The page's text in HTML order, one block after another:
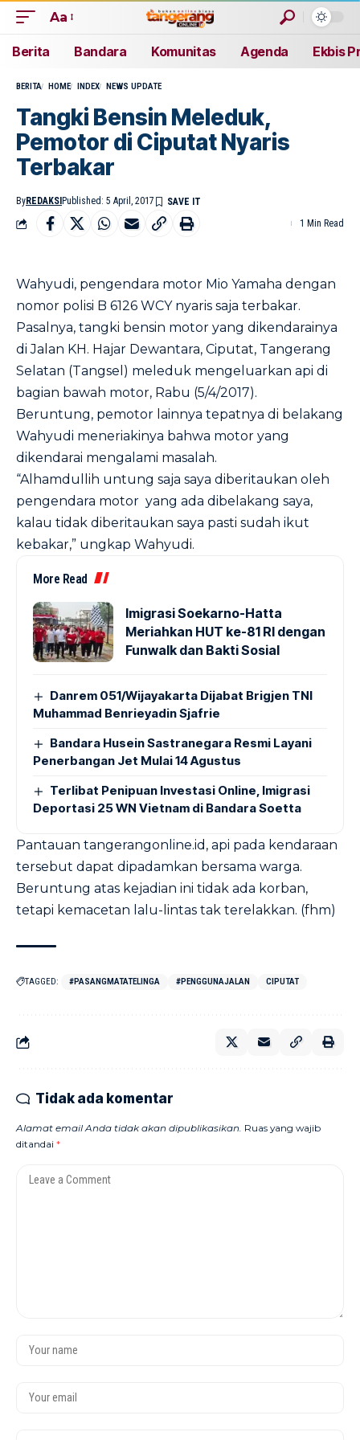
Aa
Berita Bandara Komunitas Agenda Ekbis
BERITA HOME INDEX NEWS UPDATE
Tangki Bensin Meleduk,
Pemotor di Ciputat Nyaris
Terbakar
ByREDAKSI Published: 5 April, 2017
1 Min Read
Wahyudi, pengendara motor Mio Yamaha dengan
nomor polisi B 6126 WCY nyaris saja terbakar.
Pasalnya, tangki bensin motor yang dikendarainya
di Jalan KH. Hajar Dewantara, Ciputat, Tangerang
Selatan (Tangsel) meleduk mengeluarkan api di
bagian bawah motor, Rabu (5/4/2017).
Beruntung, pemotor lainnya tepatnya di belakang
Wahyudi meneriakinya bahwa motor yang
dikendarai mengalami masalah.
“Alhamdullih untung saja saya diberitaukan oleh
pengendara motor yang ada dibelakang saya,
kalau tidak diberitaukan saya pasti sudah ikut
kebakar,” ungkap Wahyudi.
More Read
Imigrasi Soekarno-Hatta
Meriahkan HUT ke-81 RI dengan
Funwalk dan Bakti Sosial
Danrem 051/Wijayakarta Dijabat Brigjen TNI
Muhammad Benrieyadin Sjafrie
Bandara Husein Sastranegara Resmi Layani
Penerbangan Jet Mulai 14 Agustus
Terlibat Penipuan Investasi Online, Imigrasi
Deportasi 25 WN Vietnam di Bandara Soetta
Pantauan tangerangonline.id, api pada kendaraan
tersebut dapat dipadamkan bersama warga.
Beruntung atas kejadian ini tidak ada korban,
tetapi kemacetan lalu-lintas tak terelakkan. (fhm)
TAGGED: #PASANGMATATELINGA #PENGGUNAJALAN CIPUTAT
Tidak ada komentar
Alamat email Anda tidak akan dipublikasikan. Ruas yang wajib
ditandai *